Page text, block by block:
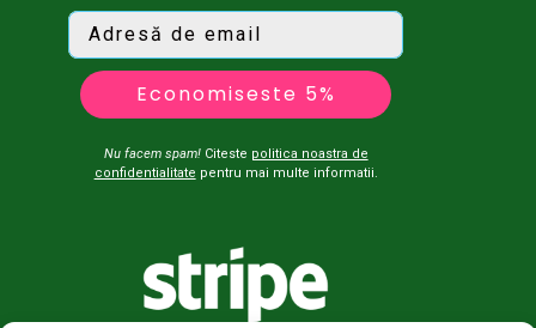
Economiseste 5%
Nu facem spam!Citeste politica noastra de
confidentialitate pentru mai multe informatii.